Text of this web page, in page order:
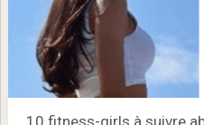
10 fitness-girls à suivre